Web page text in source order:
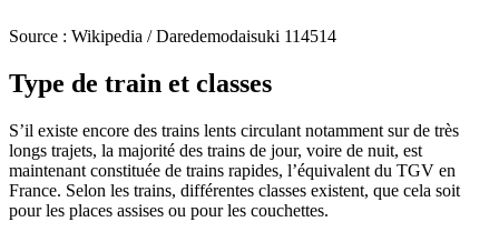
Source : Wikipedia /Daredemodaisuki 114514
Type de train et classes
S’il existe encore des trains lents circulant notamment sur de très
longs trajets, la majorité des trains de jour, voire de nuit, est
maintenant constituée de trains rapides, l’équivalent du TGV en
France. Selon les trains, différentes classes existent, que cela soit
pour les places assises ou pour les couchettes.